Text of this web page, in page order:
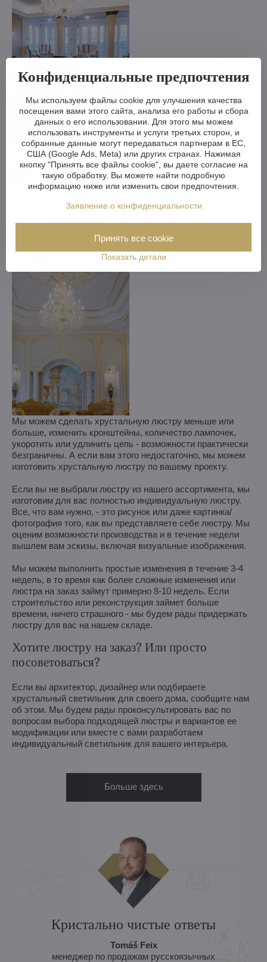
Мы можем сделать хрустальную люстру меньше или
больше, изменить кронштейны, количество лампочек,
укоротить или удлинить цепь - возможности практически
безграничны. А если вам этого недостаточно, мы можем
изготовить хрустальную люстру по вашему проекту.
Если вы не выбрали люстру из нашего ассортимента, мы
изготовим для вас полностью индивидуальную люстру.
Все, что вам нужно, - это рисунок или даже картинка/
фотография того, как вы представляете себе люстру. Мы
оценим возможности производства и в течение недели
вышлем вам эскизы, включая визуальные изображения.
Мы можем выполнить простые изменения в течение 3-4
недель, в то время как более сложные изменения или
люстра на заказ займут примерно 8-10 недель. Если
строительство или реконструкция займет больше
времени, ничего страшного - мы будем рады придержать
люстру для вас на нашем складе.
Хотите люстру на заказ? Или просто
посоветоваться?
Если вы архитектор, дизайнер или подбираете
хрустальный светильник для своего дома, сообщите нам
об этом. Мы будем рады проконсультировать вас по
вопросам выбора подходящей люстры и вариантов ее
модификации или вместе с вами разработаем
индивидуальный светильник для вашего интерьера.
Больше здесь
Кристально чистые ответы
Tomáš Feix
менеджер по продажам русскоязычных
Конфиденциальные предпочтения
Мы используем файлы cookie для улучшения качества
посещения вами этого сайта, анализа его работы и сбора
данных о его использовании. Для этого мы можем
использовать инструменты и услуги третьих сторон, и
собранные данные могут передаваться партнерам в ЕС,
США (Google Ads, Meta) или других странах. Нажимая
кнопку "Принять все файлы cookie", вы даете согласие на
такую обработку. Вы можете найти подробную
информацию ниже или изменить свои предпочтения.
Заявление о конфиденциальности
Показать детали
Принять все cookie